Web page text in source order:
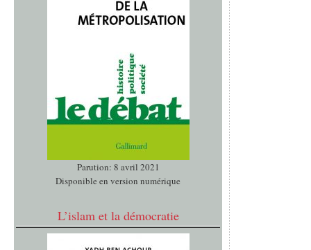
Parution: 8 avril 2021
Disponible en version numérique
L’islam et la démocratie